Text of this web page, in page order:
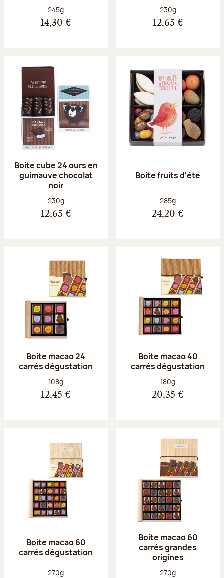
Poids net :
245g
14,30 €
Poids net :
230g
12,65 €
Boite cube 24 ours en
guimauve chocolat
noir
Poids net :
230g
12,65 €
Boite fruits d'été
Poids net :
285g
24,20 €
Boite macao 24
carrés dégustation
Poids net :
108g
12,45 €
Boite macao 40
carrés dégustation
Poids net :
180g
20,35 €
Boite macao 60
carrés dégustation
Poids net :
270g
Boite macao 60
carrés grandes
origines
Poids net :
270g